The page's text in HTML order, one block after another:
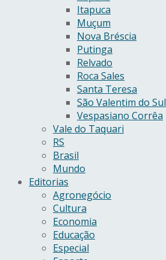
Itapuca
Muçum
Nova Bréscia
Putinga
Relvado
Roca Sales
Santa Teresa
São Valentim do Sul
Vespasiano Corrêa
Vale do Taquari
RS
Brasil
Mundo
Editorias
Agronegócio
Cultura
Economia
Educação
Especial